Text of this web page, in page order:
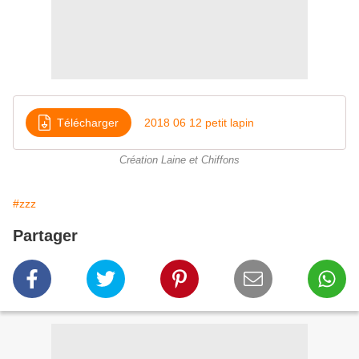
Télécharger 2018 06 12 petit lapin
Création Laine et Chiffons
#zzz
Partager